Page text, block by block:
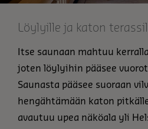
Löylyille ja katon
Itse saunaan mahtuu
joten löylyihin pääsee
Saunasta pääsee suoraan
hengähtämään katon
avautuu upea näköala yli